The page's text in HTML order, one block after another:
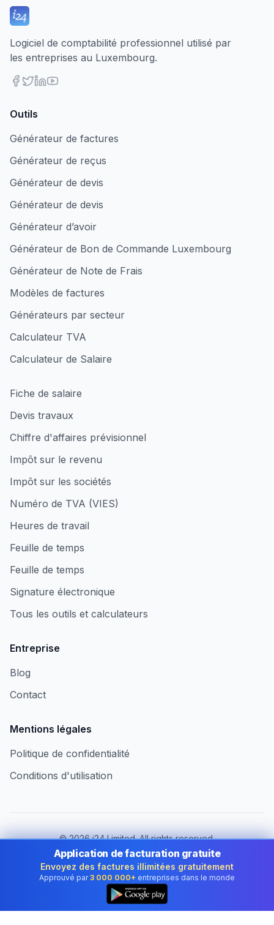
Logiciel de comptabilité professionnel utilisé par
les entreprises au Luxembourg.
Outils
Générateur de factures
Générateur de reçus
Générateur de devis
Générateur de devis
Générateur d’avoir
Générateur de Bon de Commande Luxembourg
Générateur de Note de Frais
Modèles de factures
Générateurs par secteur
Calculateur TVA
Calculateur de Salaire
Fiche de salaire
Devis travaux
Chiffre d'affaires prévisionnel
Impôt sur le revenu
Impôt sur les sociétés
Numéro de TVA (VIES)
Heures de travail
Feuille de temps
Feuille de temps
Signature électronique
Tous les outils et calculateurs
Entreprise
Blog
Contact
Mentions légales
Politique de confidentialité
Conditions d'utilisation
©2026i24 Limited. All rights reserved.
Au service des entreprises au Luxembourg
Changer de pays :
Luxembourg
Application de facturation gratuite
Envoyez des factures illimitées gratuitement
Approuvé par 3 000 000+ entreprises dans le monde